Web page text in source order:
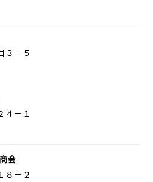
３－５
－１
会
８－２